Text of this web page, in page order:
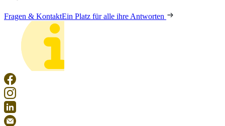
Fragen & KontaktEin Platz für alle ihre Antworten